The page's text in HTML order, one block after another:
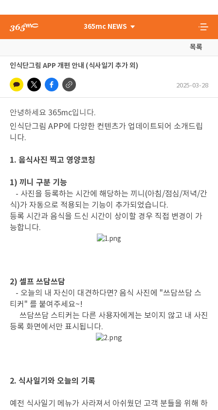
365mc NEWS
목록
인식단그림 APP 개편 안내 (식사일기 추가 외)
2025-03-28
안녕하세요 365mc입니다.
인식단그림 APP에 다양한 컨텐츠가 업데이트되어 소개드립
니다.
1. 음식사진 찍고 영양코칭
1) 끼니 구분 기능
- 사진을 등록하는 시간에 해당하는 끼니(아침/점심/저녁/간
식)가 자동으로 적용되는 기능이 추가되었습니다.
등록 시간과 음식을 드신 시간이 상이할 경우 직접 변경이 가
능합니다.
2) 셀프 쓰담쓰담
- 오늘의 내 자신이 대견하다면? 음식 사진에 "쓰담쓰담 스
티커" 를 붙여주세요~!
쓰담쓰담 스티커는 다른 사용자에게는 보이지 않고 내 사진
등록 화면에서만 표시됩니다.
2. 식사일기와 오늘의 기록
예전 식사일기 메뉴가 사라져서 아쉬웠던 고객 분들을 위해 하